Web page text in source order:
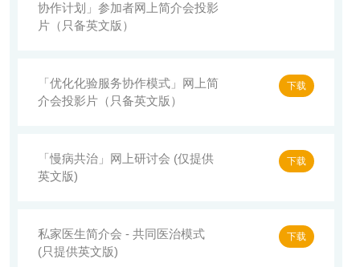
协作计划」参加者网上简介会投影
片（只备英文版）
「优化化验服务协作模式」网上简
介会投影片（只备英文版）
下载
「慢病共治」网上研讨会 (仅提供
英文版)
下载
私家医生简介会 - 共同医治模式
(只提供英文版)
下载